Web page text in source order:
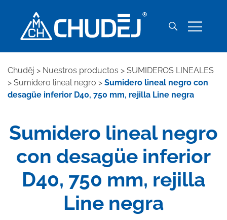
Chuděj > Nuestros productos > SUMIDEROS LINEALES
> Sumidero lineal negro > Sumidero lineal negro con
desagüe inferior D40, 750 mm, rejilla Line negra
Sumidero lineal negro
con desagüe inferior
D40, 750 mm, rejilla
Line negra